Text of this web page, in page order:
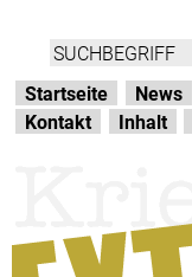
Startseite News
Kontakt
Inhalt